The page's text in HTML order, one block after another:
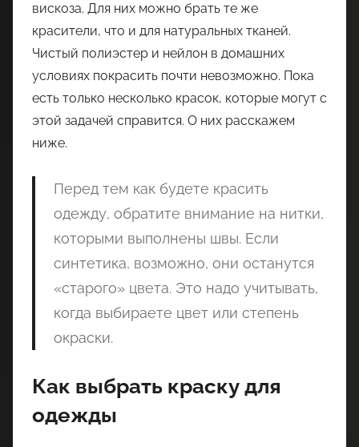
вискоза. Для них можно брать те же
красители, что и для натуральных тканей.
Чистый полиэстер и нейлон в домашних
условиях покрасить почти невозможно. Пока
есть только несколько красок, которые могут с
этой задачей справится. О них расскажем
ниже.
Перед тем как будете красить
одежду, обратите внимание на нитки,
которыми выполнены швы. Если
синтетика, возможно, они останутся
«старого» цвета. Это надо учитывать,
когда выбираете цвет или степень
окраски.
Как выбрать краску для
одежды